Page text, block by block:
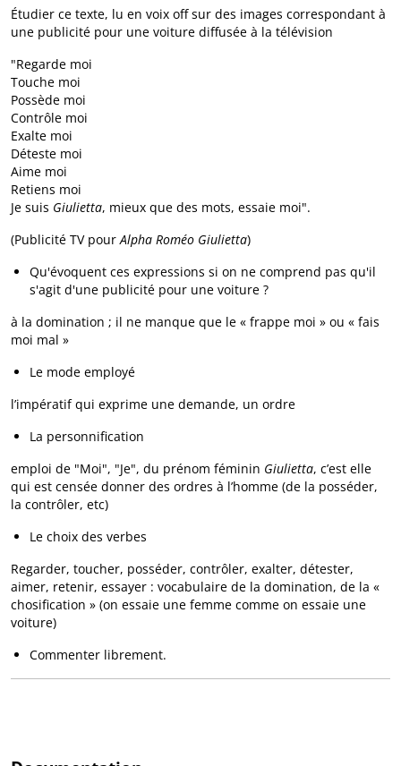
Étudier ce texte, lu en voix off sur des images correspondant à
une publicité pour une voiture diffusée à la télévision
"Regarde moi
Touche moi
Possède moi
Contrôle moi
Exalte moi
Déteste moi
Aime moi
Retiens moi
Je suis Giulietta, mieux que des mots, essaie moi".
(Publicité TV pourAlpha Roméo Giulietta)
Qu'évoquent ces expressions si on ne comprend pas qu'il
s'agit d'une publicité pour une voiture ?
à la domination ; il ne manque que le « frappe moi » ou « fais
moi mal »
Le mode employé
l’impératif qui exprime une demande, un ordre
La personnification
emploi de "Moi", "Je", du prénom féminin Giulietta, c’est elle
qui est censée donner des ordres à l’homme (de la posséder,
la contrôler, etc)
Le choix des verbes
Regarder, toucher, posséder, contrôler, exalter, détester,
aimer, retenir, essayer : vocabulaire de la domination, de la «
chosification » (on essaie une femme comme on essaie une
voiture)
Commenter librement.